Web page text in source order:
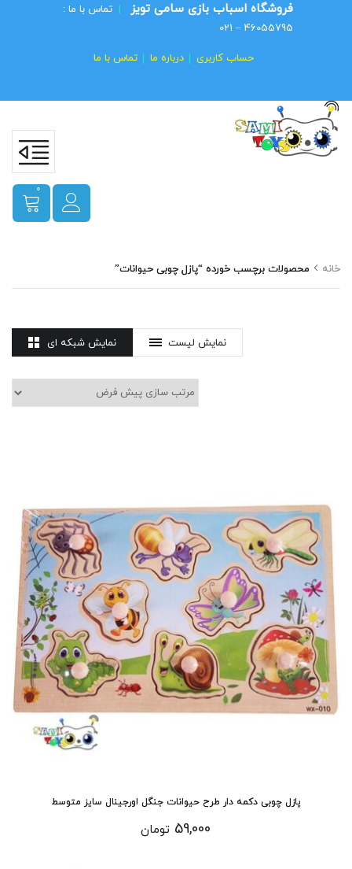
فروشگاه اسباب بازی سامی تویز | تماس با ما :
46055795 – 021
حساب کاربری درباره ما تماس با ما
0
خانه محصولات برچسب خورده “پازل چوبی حیوانات”
نمایش شبکه ای نمایش لیست
پازل چوبی دکمه دار طرح حیوانات جنگل اورجینال سایز متوسط
59,000 تومان